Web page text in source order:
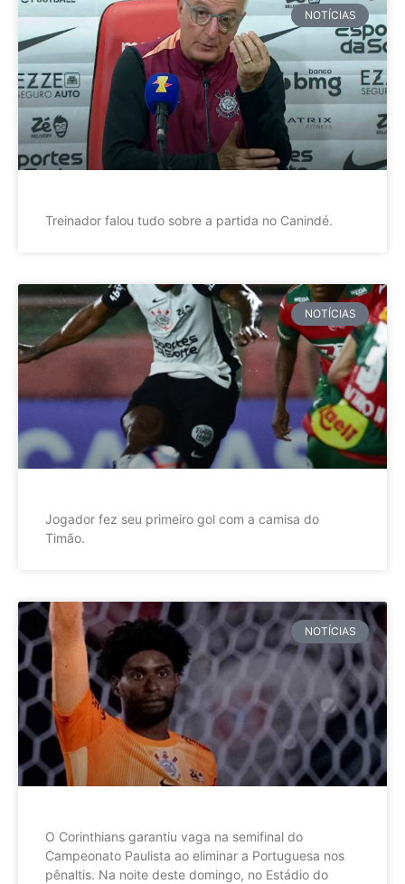
NOTÍCIAS
Treinador falou tudo sobre a partida no Canindé.
NOTÍCIAS
Jogador fez seu primeiro gol com a camisa do
Timão.
NOTÍCIAS
O Corinthians garantiu vaga na semifinal do
Campeonato Paulista ao eliminar a Portuguesa nos
pênaltis. Na noite deste domingo, no Estádio do